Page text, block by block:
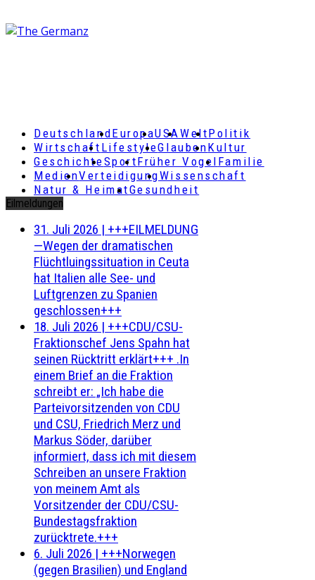
DeutschlandEuropaUSAWeltPolitik
Wirtschaft LifestyleGlaubenKultur
GeschichteSportFrüher Vogel Familie
MedienVerteidigungWissenschaft
Natur & HeimatGesundheit
Eilmeldungen
31. Juli 2026 | +++EILMELDUNG
—Wegen der dramatischen
Flüchtluingssituation in Ceuta
hat Italien alle See- und
Luftgrenzen zu Spanien
geschlossen+++
18. Juli 2026 | +++CDU/CSU-
Fraktionschef Jens Spahn hat
seinen Rücktritt erklärt+++ .In
einem Brief an die Fraktion
schreibt er: „Ich habe die
Parteivorsitzenden von CDU
und CSU, Friedrich Merz und
Markus Söder, darüber
informiert, dass ich mit diesem
Schreiben an unsere Fraktion
von meinem Amt als
Vorsitzender der CDU/CSU-
Bundestagsfraktion
zurücktrete.+++
6. Juli 2026 | +++Norwegen
(gegen Brasilien) und England